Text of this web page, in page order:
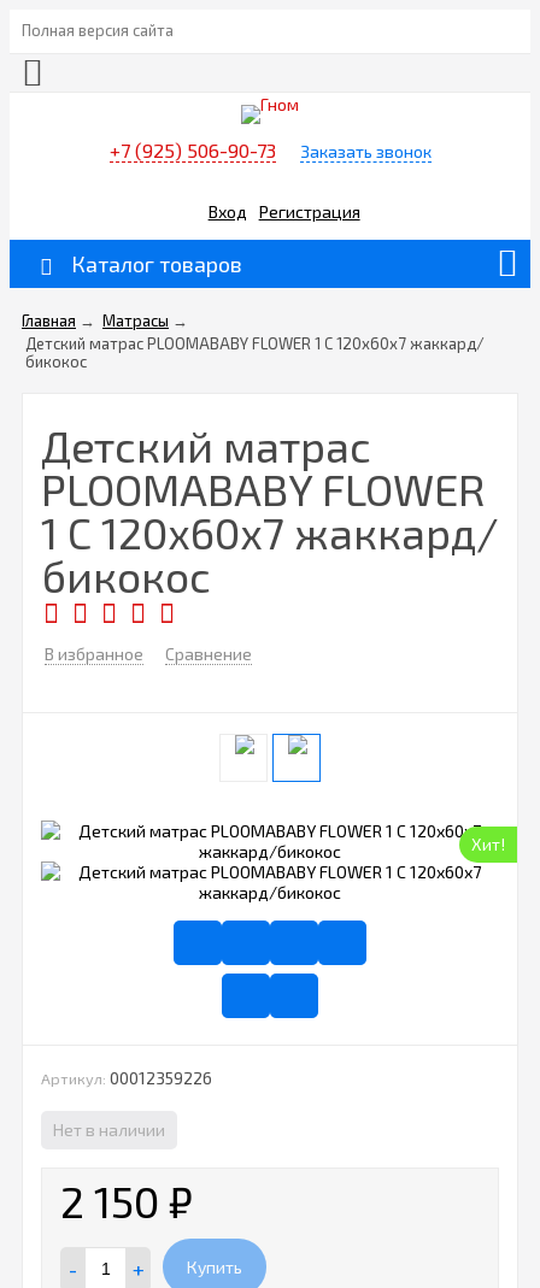
Полная версия сайта
+7 (925) 506-90-73 Заказать звонок
Вход Регистрация
Каталог товаров
Главная → Матрасы →
Детский матрас PLOOMABABY FLOWER 1 C 120х60х7 жаккард/
бикокос
Детский матрас
PLOOMABABY FLOWER
1 C 120х60х7 жаккард/
бикокос
В избранное Сравнение
Хит!
Артикул: 00012359226
Нет в наличии
2 150 ₽
- + Купить